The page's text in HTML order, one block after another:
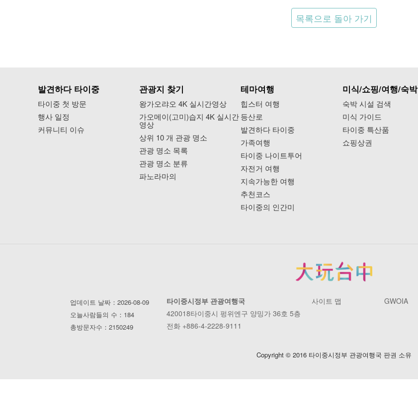
목록으로 돌아 가기
발견하다 타이중
타이중 첫 방문
행사 일정
커뮤니티 이슈
관광지 찾기
왕가오랴오 4K 실시간영상
가오메이(고미)습지 4K 실시간
영상
상위 10 개 관광 명소
관광 명소 목록
관광 명소 분류
파노라마의
테마여행
힙스터 여행
등산로
발견하다 타이중
가족여행
타이중 나이트투어
자전거 여행
지속가능한 여행
추천코스
타이중의 인간미
미식/쇼핑/여행/숙박
숙박 시설 검색
미식 가이드
타이중 특산품
쇼핑상권
업데이트 날짜：2026-08-09
오늘사람들의 수：184
총방문자수：2150249
타이중시정부 관광여행국
420018타이중시 펑위엔구 양밍가 36호 5층
전화 +886-4-2228-9111
사이트 맵 GWOIA
Copyright © 2016 타이중시정부 관광여행국 판권 소유